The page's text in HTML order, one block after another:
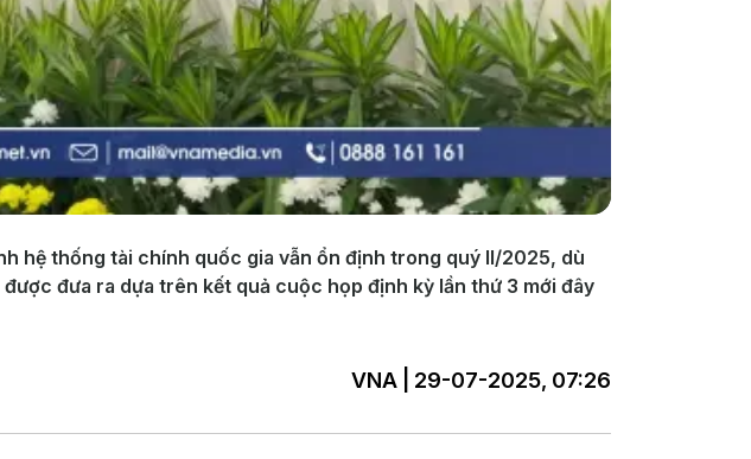
hệ thống tài chính quốc gia vẫn ổn định trong quý II/2025, dù
đưa ra dựa trên kết quả cuộc họp định kỳ lần thứ 3 mới đây
VNA | 29-07-2025, 07:26